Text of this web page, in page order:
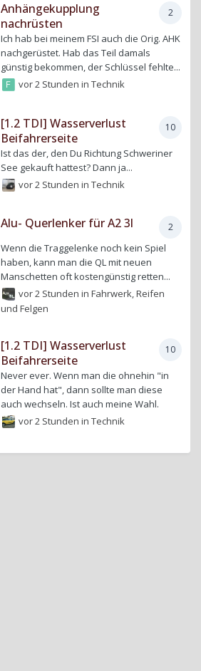
2
Anhängekupplung
nachrüsten
Ich hab bei meinem FSI auch die Orig. AHK
nachgerüstet. Hab das Teil damals
günstig bekommen, der Schlüssel fehlte...
vor 2 Stunden inTechnik
10
[1.2 TDI] Wasserverlust
Beifahrerseite
Ist das der, den Du Richtung Schweriner
See gekauft hattest? Dann ja...
vor 2 Stunden inTechnik
2
Alu- Querlenker für A2 3l
Wenn die Traggelenke noch kein Spiel
haben, kann man die QL mit neuen
Manschetten oft kostengünstig retten...
vor 2 Stunden inFahrwerk, Reifen
und Felgen
10
[1.2 TDI] Wasserverlust
Beifahrerseite
Never ever. Wenn man die ohnehin "in
der Hand hat", dann sollte man diese
auch wechseln. Ist auch meine Wahl.
vor 2 Stunden inTechnik